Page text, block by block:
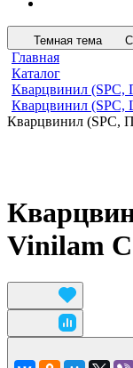
Темная тема
Главная
Каталог
Кварцвинил
Кварцвинил (SPC,
Кварцвинил (SPC,
Vinilam